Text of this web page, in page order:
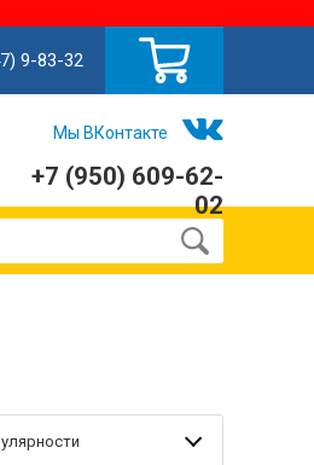
9-83-32
Мы ВКонтакте
+7 (950) 609-62-
02